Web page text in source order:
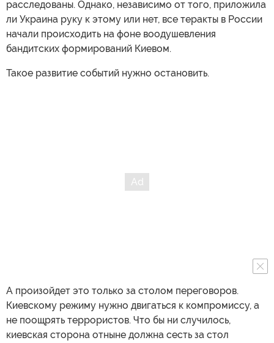
расследованы. Однако, независимо от того, приложила
ли Украина руку к этому или нет, все теракты в России
начали происходить на фоне воодушевления
бандитских формирований Киевом.
Такое развитие событий нужно остановить.
А произойдет это только за столом переговоров.
Киевскому режиму нужно двигаться к компромиссу, а
не поощрять террористов. Что бы ни случилось,
киевская сторона отныне должна сесть за стол